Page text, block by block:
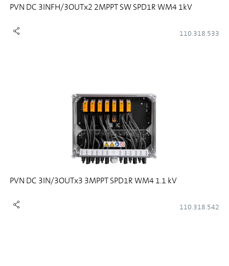
PVN DC 3INFH/3OUTx2 2MPPT SW SPD1R WM4 1kV
110.318.533
PVN DC 3IN/3OUTx3 3MPPT SPD1R WM4 1.1 kV
110.318.542